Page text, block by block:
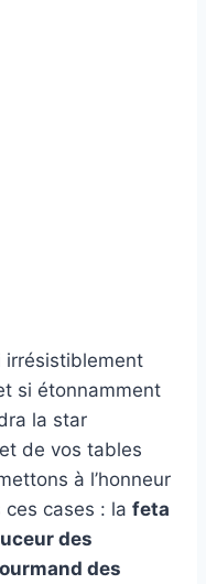
irrésistiblement
si étonnamment
la star
de vos tables
à l’honneur
cases : la feta
des
des